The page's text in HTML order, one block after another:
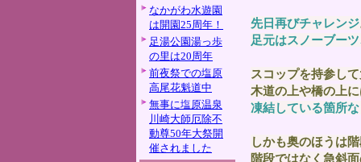
なかがわ水遊園
は開園25周年！
足湯公園湯っ歩
の里は20周年
前夜祭での塩原
高尾花魁道中
無事に塩原温泉
川崎大師厄除不
動尊50年大祭開
催されました
先日再びチャレンジ
足元はスノーブー
スコップを持参し
木道の上や橋の上
凍結している箇所
しかも奥のほうは
階段ではなく急斜